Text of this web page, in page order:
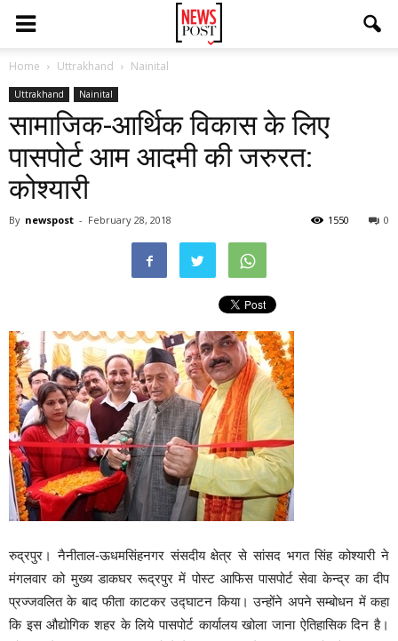
Home Uttrakhand Nainital
Uttrakhand Nainital
सामाजिक-आर्थिक विकास के लिए
पासपोर्ट आम आदमी की जरुरत:
कोश्यारी
By newspost - February 28, 2018 0
1550
रुद्रपुर। नैनीताल-ऊधमसिंहनगर संसदीय क्षेत्र से सांसद भगत सिंह कोश्यारी ने
मंगलवार को मुख्य डाकघर रूद्रपुर में पोस्ट आफिस पासपोर्ट सेवा केन्द्र का दीप
प्रज्जवलित के बाद फीता काटकर उद्घाटन किया। उन्होंने अपने सम्बोधन में कहा
कि इस औद्योगिक शहर के लिये पासपोर्ट कार्यालय खोला जाना ऐतिहासिक दिन है।